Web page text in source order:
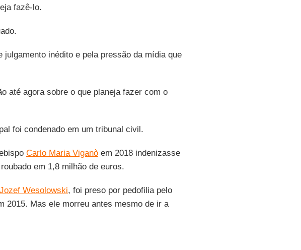
fazê-lo.
julgamento inédito e pela pressão da mídia que
até agora sobre o que planeja fazer com o
foi condenado em um tribunal civil.
Carlo Maria Viganòem 2018 indenizasse
em 1,8 milhão de euros.
Jozef Wesolowski, foi preso por pedofilia pelo
2015. Mas ele morreu antes mesmo de ir a